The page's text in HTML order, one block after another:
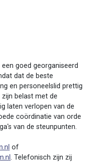
goed georganiseerd
dat de beste
en personeelslid prettig
zijn belast met de
laten verlopen van de
coördinatie van orde
van de steunpunten.
of
. Telefonisch zijn zij